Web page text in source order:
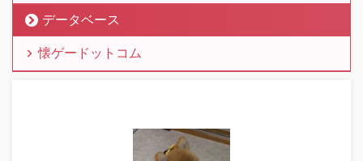
データベース
懐ゲードットコム